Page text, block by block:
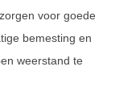
voor goede
bemesting en
weerstand te